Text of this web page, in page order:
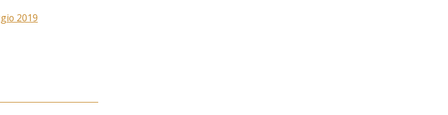
2019